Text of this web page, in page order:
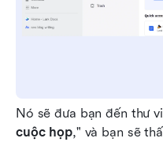
Nó sẽ đưa bạn đến thư
cuộc họp," và bạn sẽ